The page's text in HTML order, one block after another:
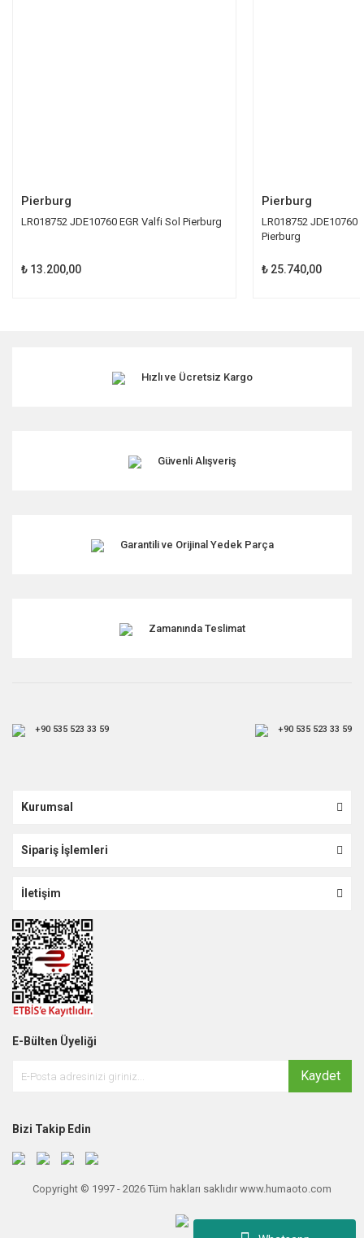
Pierburg
LR018752 JDE10760 EGR Valfi Sol Pierburg
₺ 13.200,00
Pierburg
LR018752 JDE10760
Pierburg
₺ 25.740,00
Hızlı ve Ücretsiz Kargo
Güvenli Alışveriş
Garantili ve Orijinal Yedek Parça
Zamanında Teslimat
+90 535 523 33 59 +90 535 523 33 59
Kurumsal
Sipariş İşlemleri
İletişim
E-Bülten Üyeliği
Kaydet
Bizi Takip Edin
Copyright © 1997 - 2026 Tüm hakları saklıdır www.humaoto.com